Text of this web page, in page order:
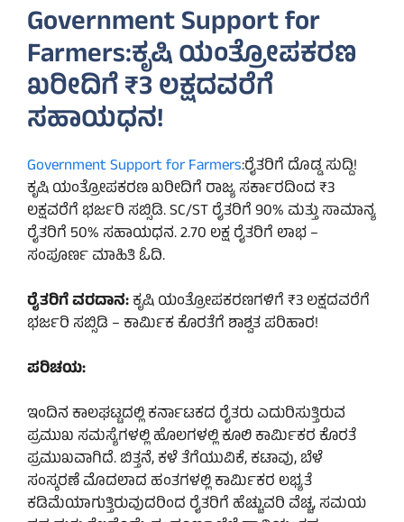
Government Support for
Farmers:ಕೃಷಿ ಯಂತ್ರೋಪಕರಣ
ಖರೀದಿಗೆ ₹3 ಲಕ್ಷದವರೆಗೆ
ಸಹಾಯಧನ!
Government Support for Farmers:ರೈತರಿಗೆ ದೊಡ್ಡ ಸುದ್ದಿ!
ಕೃಷಿ ಯಂತ್ರೋಪಕರಣ ಖರೀದಿಗೆ ರಾಜ್ಯ ಸರ್ಕಾರದಿಂದ ₹3
ಲಕ್ಷವರೆಗೆ ಭರ್ಜರಿ ಸಬ್ಸಿಡಿ. SC/ST ರೈತರಿಗೆ 90% ಮತ್ತು ಸಾಮಾನ್ಯ
ರೈತರಿಗೆ 50% ಸಹಾಯಧನ. 2.70 ಲಕ್ಷ ರೈತರಿಗೆ ಲಾಭ –
ಸಂಪೂರ್ಣ ಮಾಹಿತಿ ಓದಿ.
ರೈತರಿಗೆ ವರದಾನ:ಕೃಷಿ ಯಂತ್ರೋಪಕರಣಗಳಿಗೆ ₹3 ಲಕ್ಷದವರೆಗೆ
ಭರ್ಜರಿ ಸಬ್ಸಿಡಿ – ಕಾರ್ಮಿಕ ಕೊರತೆಗೆ ಶಾಶ್ವತ ಪರಿಹಾರ!
ಪರಿಚಯ:
ಇಂದಿನ ಕಾಲಘಟ್ಟದಲ್ಲಿ ಕರ್ನಾಟಕದ ರೈತರು ಎದುರಿಸುತ್ತಿರುವ
ಪ್ರಮುಖ ಸಮಸ್ಯೆಗಳಲ್ಲಿ ಹೊಲಗಳಲ್ಲಿ ಕೂಲಿ ಕಾರ್ಮಿಕರ ಕೊರತೆ
ಪ್ರಮುಖವಾಗಿದೆ. ಬಿತ್ತನೆ, ಕಳೆ ತೆಗೆಯುವಿಕೆ, ಕಟಾವು, ಬೆಳೆ
ಸಂಸ್ಕರಣೆ ಮೊದಲಾದ ಹಂತಗಳಲ್ಲಿ ಕಾರ್ಮಿಕರ ಲಭ್ಯತೆ
ಕಡಿಮೆಯಾಗುತ್ತಿರುವುದರಿಂದ ರೈತರಿಗೆ ಹೆಚ್ಚುವರಿ ವೆಚ್ಚ, ಸಮಯ